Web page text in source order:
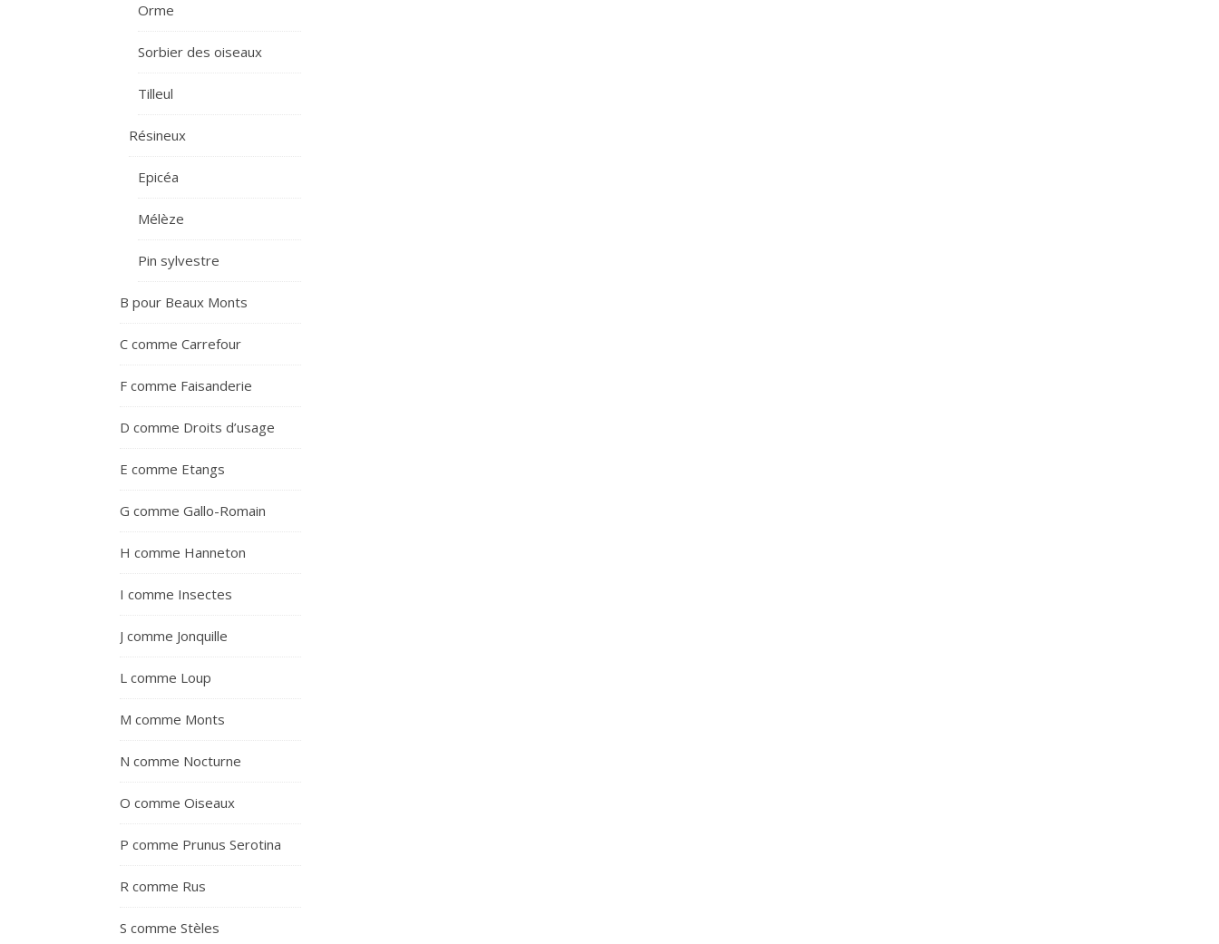
Orme
Sorbier des oiseaux
Tilleul
Résineux
Epicéa
Mélèze
Pin sylvestre
B pour Beaux Monts
C comme Carrefour
F comme Faisanderie
D comme Droits d’usage
E comme Etangs
G comme Gallo-Romain
H comme Hanneton
I comme Insectes
J comme Jonquille
L comme Loup
M comme Monts
N comme Nocturne
O comme Oiseaux
P comme Prunus Serotina
R comme Rus
S comme Stèles